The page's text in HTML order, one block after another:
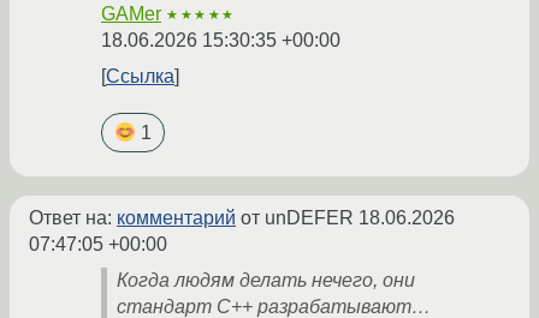
GAMer ★★★★★
18.06.2026 15:30:35 +00:00
Ссылка
1
Ответ на: комментарий от unDEFER 18.06.2026
07:47:05 +00:00
Когда людям делать нечего, они
стандарт C++ разрабатывают…